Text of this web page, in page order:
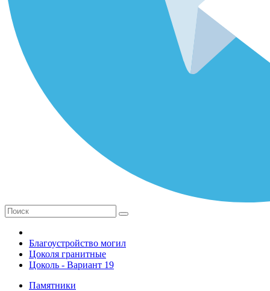
Благоустройство могил
Цоколя гранитные
Цоколь - Вариант 19
Памятники